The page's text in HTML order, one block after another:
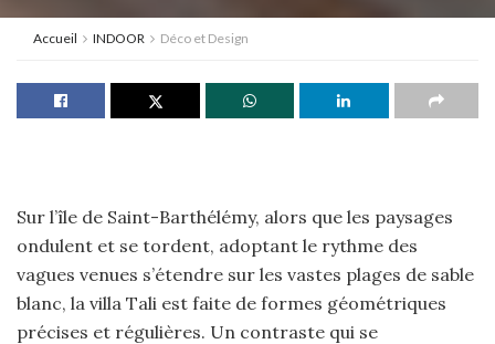
Accueil INDOOR Déco et Design
Sur l’île de Saint-Barthélémy, alors que les paysages
ondulent et se tordent, adoptant le rythme des
vagues venues s’étendre sur les vastes plages de sable
blanc, la villa Tali est faite de formes géométriques
précises et régulières. Un contraste qui se